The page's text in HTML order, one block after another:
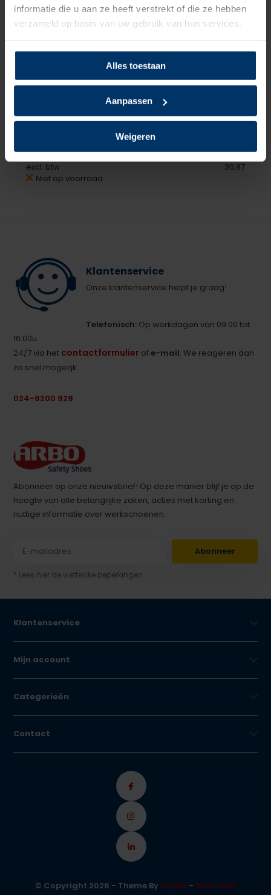
informatie die u aan ze heeft verstrekt of die ze hebben
verzameld op basis van uw gebruik van hun services.
Alles toestaan
Aanpassen
Weigeren
Reebok Excel Light 131 S1P +Shoeboy's Nano Protect
Normaal:
147,95
Combideal: 146,01
excl. btw
30,87
Niet op voorraad
Klantenservice
Onze klantenservice helpt je graag!
Telefonisch: Op werkdagen van 09:00 tot
16:00u.
24/7 via het contactformulier ofe-mail. We reageren dan
zo snel mogelijk.
024-8200 929
Abonneer op onze nieuwsbrief! Op deze manier blijf je op de
hoogte van alle belangrijke zaken, acties met korting en
nuttige informatie over werkschoenen.
Abonneer
* Lees hier de wettelijke beperkingen
Klantenservice
Mijn account
Categorieën
Contact
© Copyright 2026 - Theme By DMWS - RSS-feed